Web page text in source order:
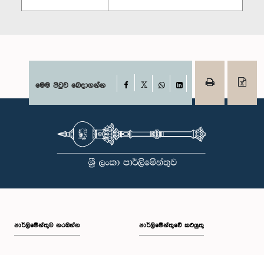
මෙම පිටුව බෙදාගන්න Facebook
WhatsAppLinkedIn
පාර්ලි‌මේන්තුව නරඹන්න පාර්ලිමේන්තුවේ කටයුතු